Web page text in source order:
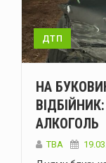
ДТП
НА
АЛКОГОЛЬ
ТВА